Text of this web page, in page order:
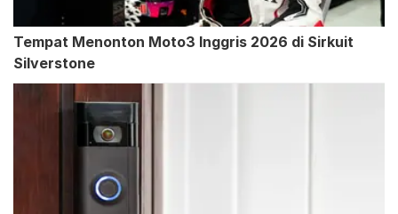
Tempat Menonton Moto3 Inggris 2026 di Sirkuit
Silverstone